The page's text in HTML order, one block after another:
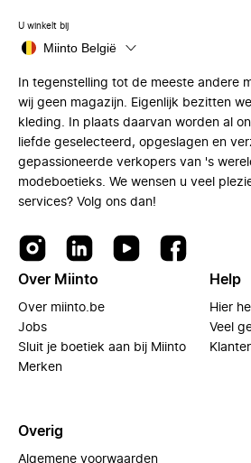
U winkelt bij
Miinto België
In tegenstelling tot de meeste andere
wij geen magazijn. Eigenlijk bezitten
kleding. In plaats daarvan worden al
liefde geselecteerd, opgeslagen en
gepassioneerde verkopers van 's
modeboetieks. We wensen u veel
services? Volg ons dan!
Over Miinto
Over miinto.be
Jobs
Sluit je boetiek aan bij Miinto
Merken
Help
Hier
Veel
Overig
Algemene voorwaarden